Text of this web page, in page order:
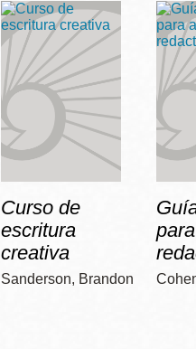
Curso de
escritura
creativa
Sanderson, Brandon